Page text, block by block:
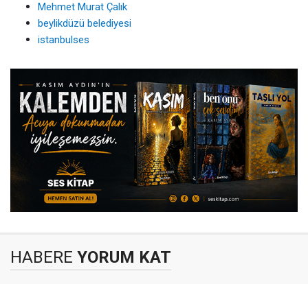
Mehmet Murat Çalık
beylikdüzü belediyesi
istanbulses
HABERE YORUM KAT